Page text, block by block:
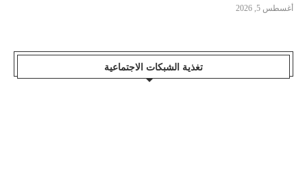
أغسطس 5, 2026
تغذية الشبكات الاجتماعية